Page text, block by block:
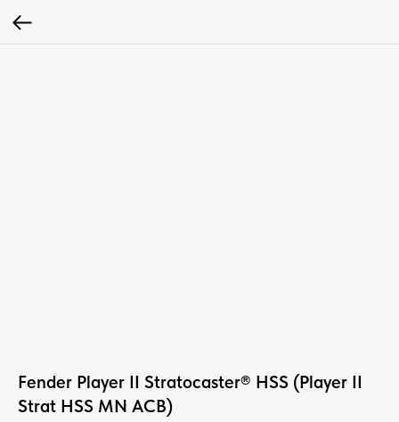
Fender Player II Stratocaster® HSS (Player II
Strat HSS MN ACB)